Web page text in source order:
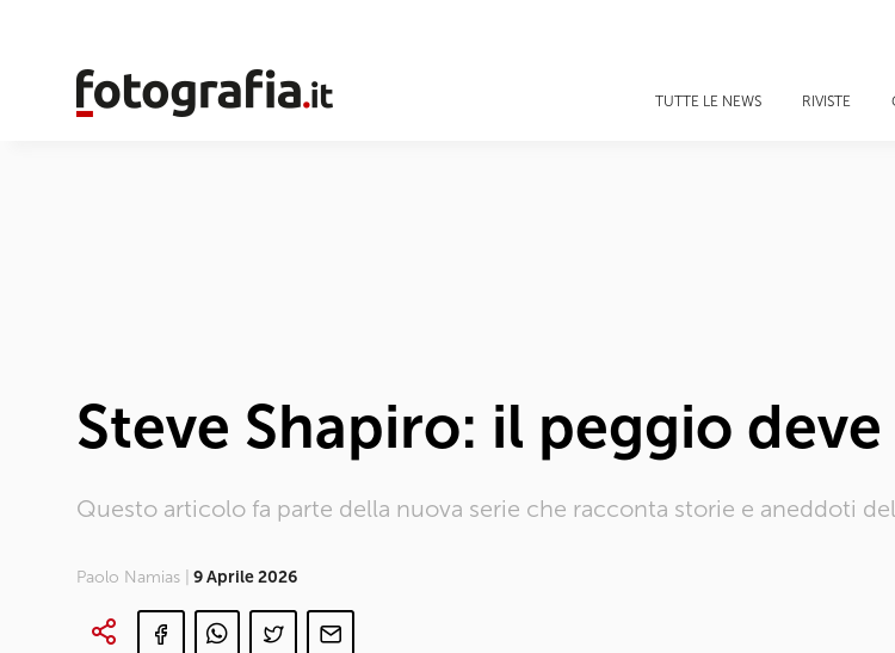
TUTTE LE NEWS RIVISTE
Steve Shapiro: il peggio
Questo articolo fa parte della nuova serie che racconta storie e aneddoti
Paolo Namias | 9 Aprile 2026